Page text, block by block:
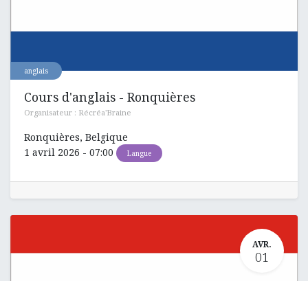
anglais
Cours d'anglais - Ronquières
Organisateur : Récréa'Braine
Ronquières, Belgique
1 avril 2026 - 07:00 Langue
AVR.
01